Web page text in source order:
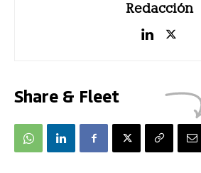
Redacción
Share & Fleet